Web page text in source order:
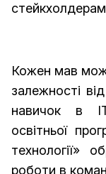
стейкхолдерам
Кожен мав
залежності
навичок в
освітньої
технології»
роботи в